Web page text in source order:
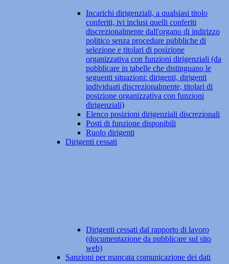
Incarichi dirigenziali, a qualsiasi titolo
conferiti, ivi inclusi quelli conferiti
discrezionalmente dall'organo di indirizzo
politico senza procedure pubbliche di
selezione e titolari di posizione
organizzativa con funzioni dirigenziali (da
pubblicare in tabelle che distinguano le
seguenti situazioni: dirigenti, dirigenti
individuati discrezionalmente, titolari di
posizione organizzativa con funzioni
dirigenziali)
Elenco posizioni dirigenziali discrezionali
Posti di funzione disponibili
Ruolo dirigenti
Dirigenti cessati
Dirigenti cessati dal rapporto di lavoro
(documentazione da pubblicare sul sito
web)
Sanzioni per mancata comunicazione dei dati